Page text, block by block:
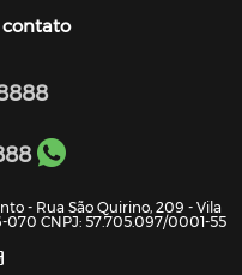
contato
- Rua São Quirino, 209 - Vila
070 CNPJ: 57.705.097/0001-55